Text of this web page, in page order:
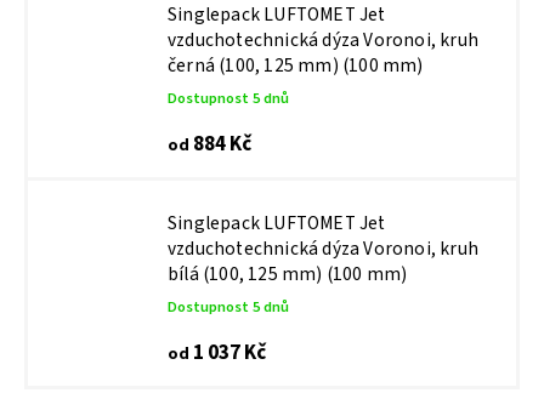
Singlepack LUFTOMET Jet
vzduchotechnická dýza Voronoi, kruh
černá (100, 125 mm) (100 mm)
Dostupnost 5 dnů
od 884 Kč
Singlepack LUFTOMET Jet
vzduchotechnická dýza Voronoi, kruh
bílá (100, 125 mm) (100 mm)
Dostupnost 5 dnů
od 1 037 Kč